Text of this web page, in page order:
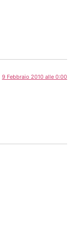
9 Febbraio 2010 alle 0:00